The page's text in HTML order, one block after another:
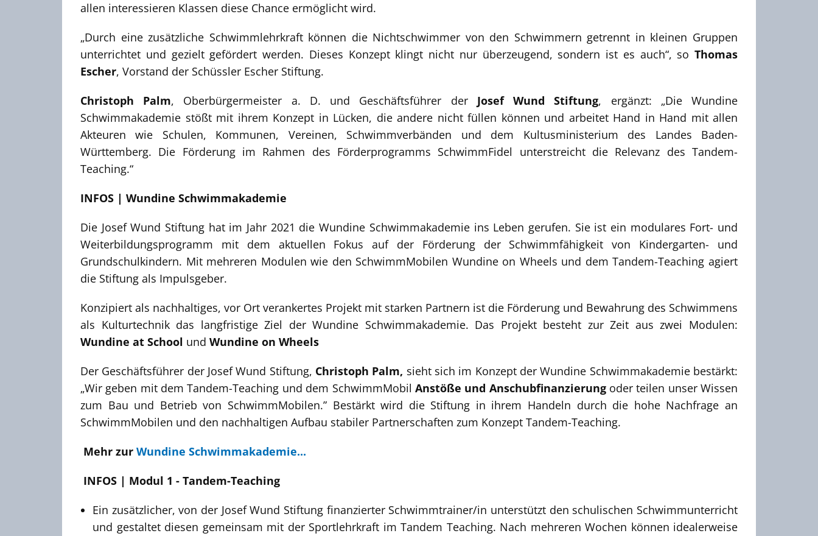
allen interessieren Klassen diese Chance ermöglicht wird.
„Durch eine zusätzliche Schwimmlehrkraft können die Nichtschwimmer von den Schwimmern getrennt in kleinen Gruppen
unterrichtet und gezielt gefördert werden. Dieses Konzept klingt nicht nur überzeugend, sondern ist es auch“, so Thomas
Escher, Vorstand der Schüssler Escher Stiftung.
Christoph Palm, Oberbürgermeister a. D. und Geschäftsführer der Josef Wund Stiftung, ergänzt: „Die Wundine
Schwimmakademie stößt mit ihrem Konzept in Lücken, die andere nicht füllen können und arbeitet Hand in Hand mit allen
Akteuren wie Schulen, Kommunen, Vereinen, Schwimmverbänden und dem Kultusministerium des Landes Baden-
Württemberg. Die Förderung im Rahmen des Förderprogramms SchwimmFidel unterstreicht die Relevanz des Tandem-
Teaching.“
INFOS | Wundine Schwimmakademie
Die Josef Wund Stiftung hat im Jahr 2021 die Wundine Schwimmakademie ins Leben gerufen. Sie ist ein modulares Fort- und
Weiterbildungsprogramm mit dem aktuellen Fokus auf der Förderung der Schwimmfähigkeit von Kindergarten- und
Grundschulkindern. Mit mehreren Modulen wie den SchwimmMobilen Wundine on Wheels und dem Tandem-Teaching agiert
die Stiftung als Impulsgeber.
Konzipiert als nachhaltiges, vor Ort verankertes Projekt mit starken Partnern ist die Förderung und Bewahrung des Schwimmens
als Kulturtechnik das langfristige Ziel der Wundine Schwimmakademie. Das Projekt besteht zur Zeit aus zwei Modulen:
Wundine at School und Wundine on Wheels
Der Geschäftsführer der Josef Wund Stiftung, Christoph Palm, sieht sich im Konzept der Wundine Schwimmakademie bestärkt:
„Wir geben mit dem Tandem-Teaching und dem SchwimmMobil Anstöße und Anschubfinanzierungoder teilen unser Wissen
zum Bau und Betrieb von SchwimmMobilen.” Bestärkt wird die Stiftung in ihrem Handeln durch die hohe Nachfrage an
SchwimmMobilen und den nachhaltigen Aufbau stabiler Partnerschaften zum Konzept Tandem-Teaching.
Mehr zur Wundine Schwimmakademie...
INFOS | Modul 1 - Tandem-Teaching
Ein zusätzlicher, von der Josef Wund Stiftung finanzierter Schwimmtrainer/in unterstützt den schulischen Schwimmunterricht
und gestaltet diesen gemeinsam mit der Sportlehrkraft im Tandem Teaching. Nach mehreren Wochen können idealerweise